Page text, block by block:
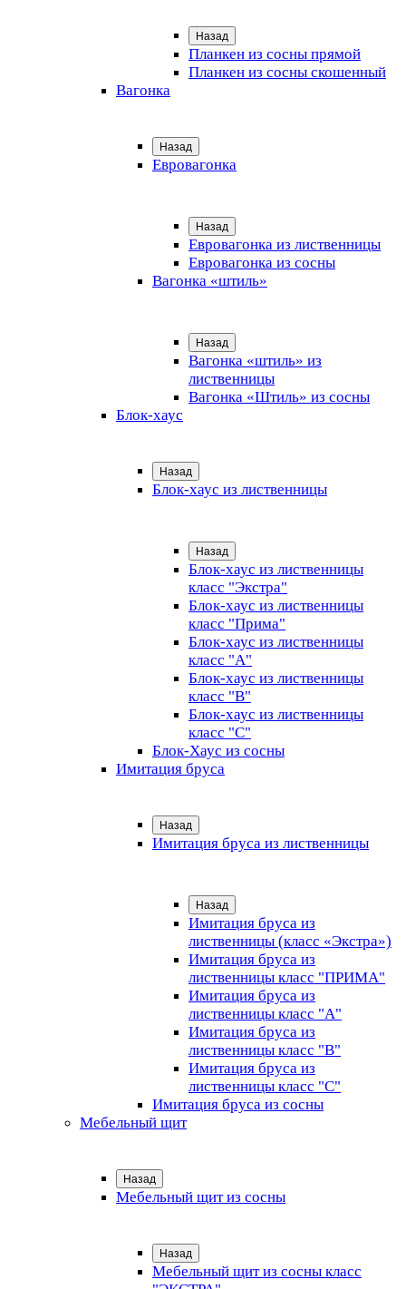
Назад
Планкен из сосны прямой
Планкен из сосны скошенный
Вагонка
Назад
Евровагонка
Назад
Евровагонка из лиственницы
Евровагонка из сосны
Вагонка «штиль»
Назад
Вагонка «штиль» из
лиственницы
Вагонка «Штиль» из сосны
Блок-хаус
Назад
Блок-хаус из лиственницы
Назад
Блок-хаус из лиственницы
класс "Экстра"
Блок-хаус из лиственницы
класс "Прима"
Блок-хаус из лиственницы
класс "А"
Блок-хаус из лиственницы
класс "B"
Блок-хаус из лиственницы
класс "C"
Блок-Хаус из сосны
Имитация бруса
Назад
Имитация бруса из лиственницы
Назад
Имитация бруса из
лиственницы (класс «Экстра»)
Имитация бруса из
лиственницы класс "ПРИМА"
Имитация бруса из
лиственницы класс "А"
Имитация бруса из
лиственницы класс "B"
Имитация бруса из
лиственницы класс "C"
Имитация бруса из сосны
Мебельный щит
Назад
Мебельный щит из сосны
Назад
Мебельный щит из сосны класс